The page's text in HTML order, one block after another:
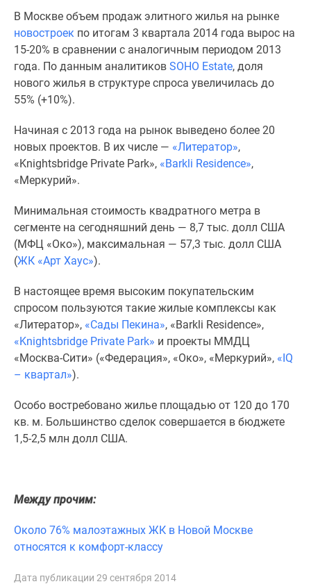
новостроек
новостроек
Экология
Москвы
Подмосковья
Студии
комнатные
комнатные
Квартиры
Ипотечный
калькулятор
Семейная
ипотека
Военная
ипотека
программы
Медиа
Мнение
эксперта
Аналитика
рынка
Экспертиза
В Москве объем продаж элитного жилья на рынке
новостроек по итогам 3 квартала 2014 года вырос на
15-20% в сравнении с аналогичным периодом 2013
года. По данным аналитиков SOHO Estate, доля
нового жилья в структуре спроса увеличилась до
55% (+10%).
Начиная с 2013 года на рынок выведено более 20
новых проектов. В их числе — «Литератор»,
«Knightsbridge Private Park», «Barkli Residence»,
«Меркурий».
Минимальная стоимость квадратного метра в
сегменте на сегодняшний день — 8,7 тыс. долл США
(МФЦ «Око»), максимальная — 57,3 тыс. долл США
(ЖК «Арт Хаус»).
В настоящее время высоким покупательским
спросом пользуются такие жилые комплексы как
«Литератор», «Сады Пекина», «Barkli Residence»,
«Knightsbridge Private Park» и проекты ММДЦ
«Москва-Сити» («Федерация», «Око», «Меркурий», «IQ
– квартал»).
Особо востребовано жилье площадью от 120 до 170
кв. м. Большинство сделок совершается в бюджете
1,5-2,5 млн долл США.
Между прочим:
Около 76% малоэтажных ЖК в Новой Москве
относятся к комфорт-классу
Дата публикации 29 сентября 2014